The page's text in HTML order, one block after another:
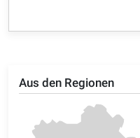
Aus den Regionen